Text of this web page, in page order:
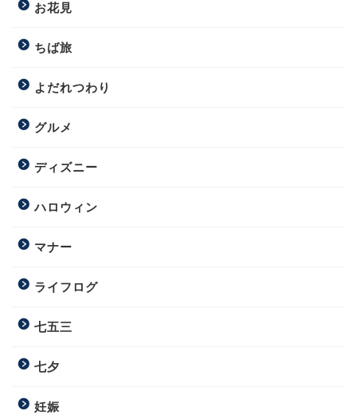
お花見
ちば旅
よだれつわり
グルメ
ディズニー
ハロウィン
マナー
ライフログ
七五三
七夕
妊娠